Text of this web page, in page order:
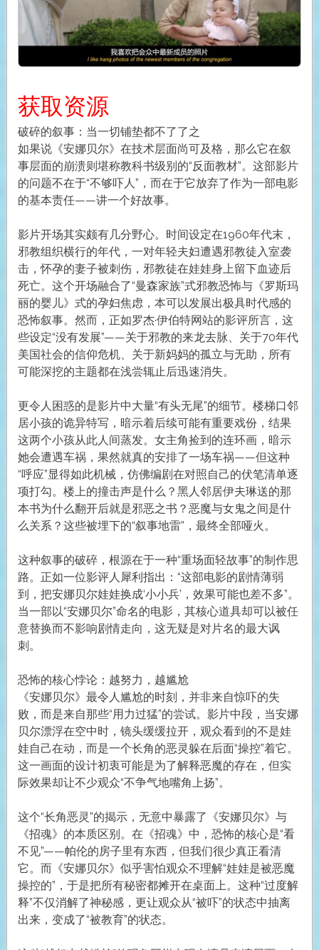
获取资源
破碎的叙事：当一切铺垫都不了了之
如果说《安娜贝尔》在技术层面尚可及格，那么它在叙
事层面的崩溃则堪称教科书级别的“反面教材”。这部影片
的问题不在于“不够吓人”，而在于它放弃了作为一部电影
的基本责任——讲一个好故事。
影片开场其实颇有几分野心。时间设定在1960年代末，
邪教组织横行的年代，一对年轻夫妇遭遇邪教徒入室袭
击，怀孕的妻子被刺伤，邪教徒在娃娃身上留下血迹后
死亡。这个开场融合了“曼森家族”式邪教恐怖与《罗斯玛
丽的婴儿》式的孕妇焦虑，本可以发展出极具时代感的
恐怖叙事。然而，正如罗杰·伊伯特网站的影评所言，这
些设定“没有发展”——关于邪教的来龙去脉、关于70年代
美国社会的信仰危机、关于新妈妈的孤立与无助，所有
可能深挖的主题都在浅尝辄止后迅速消失。
更令人困惑的是影片中大量“有头无尾”的细节。楼梯口邻
居小孩的诡异特写，暗示着后续可能有重要戏份，结果
这两个小孩从此人间蒸发。女主角捡到的连环画，暗示
她会遭遇车祸，果然就真的安排了一场车祸——但这种
“呼应”显得如此机械，仿佛编剧在对照自己的伏笔清单逐
项打勾。楼上的撞击声是什么？黑人邻居伊夫琳送的那
本书为什么翻开后就是邪恶之书？恶魔与女鬼之间是什
么关系？这些被埋下的“叙事地雷”，最终全部哑火。
这种叙事的破碎，根源在于一种“重场面轻故事”的制作思
路。正如一位影评人犀利指出：“这部电影的剧情薄弱
到，把安娜贝尔娃娃换成‘小小兵’，效果可能也差不多”。
当一部以“安娜贝尔”命名的电影，其核心道具却可以被任
意替换而不影响剧情走向，这无疑是对片名的最大讽
刺。
恐怖的核心悖论：越努力，越尴尬
《安娜贝尔》最令人尴尬的时刻，并非来自惊吓的失
败，而是来自那些“用力过猛”的尝试。影片中段，当安娜
贝尔漂浮在空中时，镜头缓缓拉开，观众看到的不是娃
娃自己在动，而是一个长角的恶灵躲在后面“操控”着它。
这一画面的设计初衷可能是为了解释恶魔的存在，但实
际效果却让不少观众“不争气地嘴角上扬”。
这个“长角恶灵”的揭示，无意中暴露了《安娜贝尔》与
《招魂》的本质区别。在《招魂》中，恐怖的核心是“看
不见”——帕伦的房子里有东西，但我们很少真正看清
它。而《安娜贝尔》似乎害怕观众不理解“娃娃是被恶魔
操控的”，于是把所有秘密都摊开在桌面上。这种“过度解
释”不仅消解了神秘感，更让观众从“被吓”的状态中抽离
出来，变成了“被教育”的状态。